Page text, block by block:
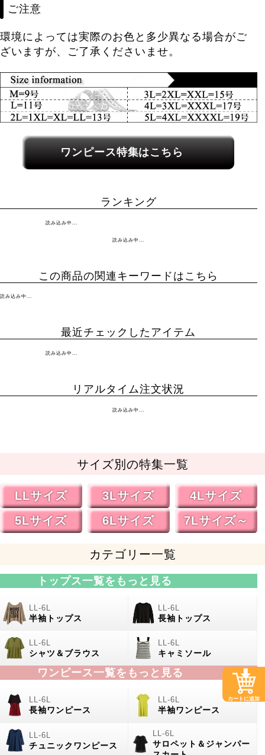
ご注意
環境によっては実際のお色と多少異なる場合がご
ざいますが、ご了承くださいませ。
関連カテゴリーへのリンク
ワンピース特集はこちら
ランキング
読み込み中...
読み込み中...
この商品の関連キーワードはこちら
読み込み中...
最近チェックしたアイテム
読み込み中...
リアルタイム注文状況
読み込み中...
サイズ別の特集一覧
LLサイズ 3Lサイズ
4Lサイズ
5Lサイズ
6Lサイズ 7Lサイズ～
カテゴリー一覧
トップス一覧をもっと見る
半袖トップス 長袖トップス
シャツ＆ブラウス キャミソール
ワンピース一覧をもっと見る
長袖ワンピース 半袖ワンピース
チュニックワンピース
サロペット＆ジャンパー
カートに追加